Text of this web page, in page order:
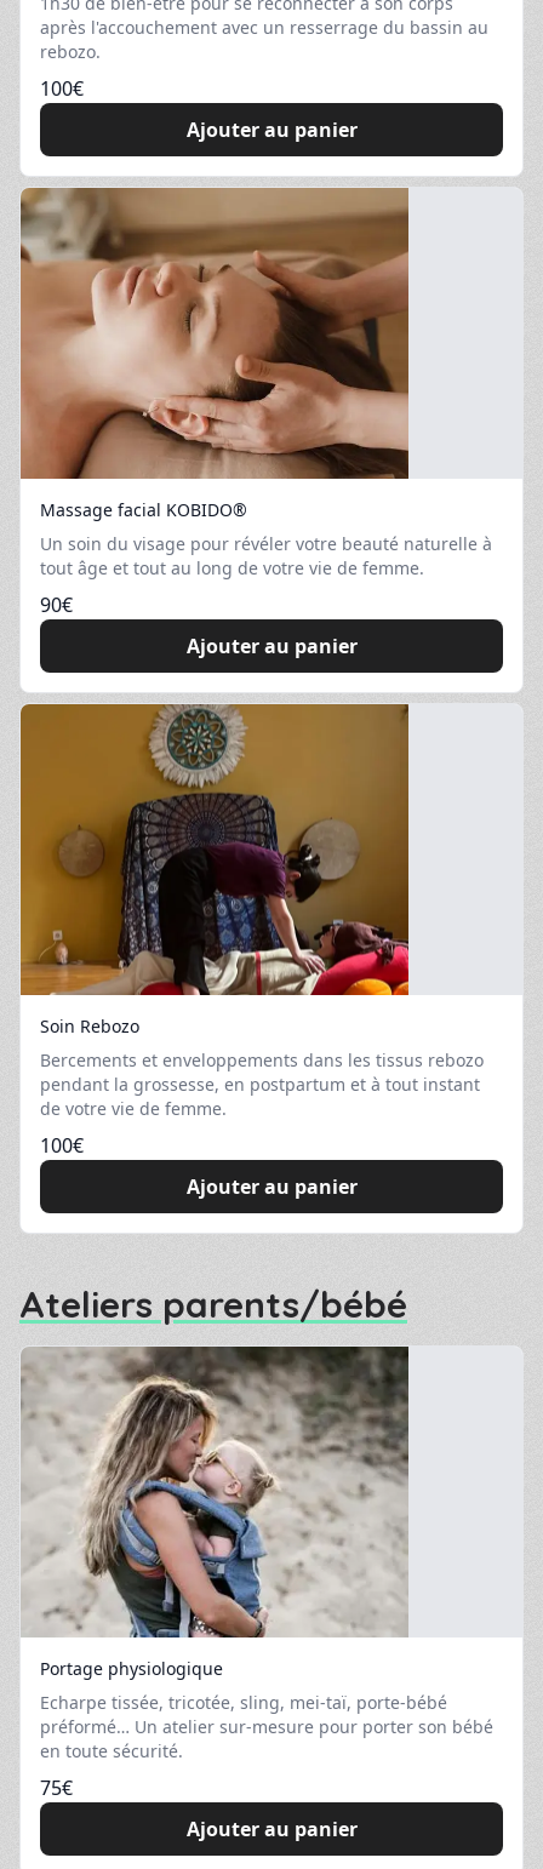
après l'accouchement avec un resserrage du bassin au
rebozo.
100€
Ajouter au panier
Massage facial KOBIDO®
Un soin du visage pour révéler votre beauté naturelle à
tout âge et tout au long de votre vie de femme.
90€
Ajouter au panier
Soin Rebozo
Bercements et enveloppements dans les tissus rebozo
pendant la grossesse, en postpartum et à tout instant
de votre vie de femme.
100€
Ajouter au panier
Ateliers parents/bébé
Portage physiologique
Echarpe tissée, tricotée, sling, mei-taï, porte-bébé
préformé… Un atelier sur-mesure pour porter son bébé
en toute sécurité.
75€
Ajouter au panier